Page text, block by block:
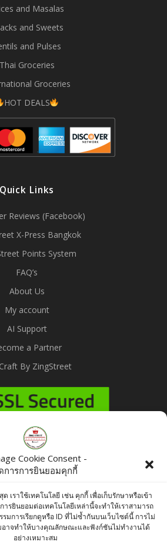
Cookie Consent -
การการยินยอมคุกกี้
เราใช้เทคโนโลยี เช่น คุกกี้ เพื่อเก็บรักษาหรือเข้า
ยินยอมต่อเทคโนโลยีเหล่านี้จะทำให้เราสามารถ
มการเรียกดูหรือ ID ที่ไม่ซ้ำกันบนเว็บไซต์นี้ การไม่
าจทำให้บางคุณลักษณะและฟังก์ชันไม่ทำงานได้
อย่างเหมาะสม
and Masalas
and Sweets
and Pulses
Thai Groceries
Groceries
HOT DEALS
Quick Links
Reviews (Facebook)
X-Press Bangkok
Points System
FAQ’s
About Us
My account
AI Support
a Partner
By ZingStreet
Products
Paste 30g